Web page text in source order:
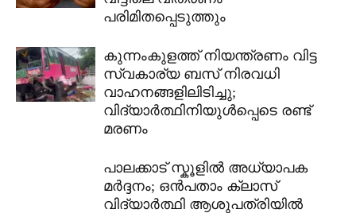
പരിമിതപ്പെടുത്തും
കുന്നംകുളത്ത് നിയന്ത്രണം വിട്ട
സ്വകാര്യ ബസ് നിരവധി
വാഹനങ്ങളിലിടിച്ചു;
വിദ്യാർത്ഥിനിയുൾപ്പെടെ രണ്ട്
മരണം
പാലക്കാട് സ്കൂളിൽ അധ്യാപക
മർദ്ദനം; ഒൻപതാം ക്ലാസ്
വിദ്യാർത്ഥി ആശുപത്രിയിൽ